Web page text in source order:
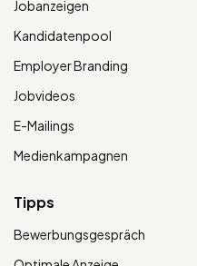
Jobanzeigen
Kandidatenpool
Employer Branding
Jobvideos
E-Mailings
Medienkampagnen
Tipps
Bewerbungsgespräch